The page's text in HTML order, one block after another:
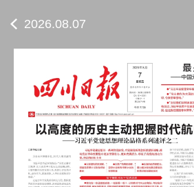
2026.08.07